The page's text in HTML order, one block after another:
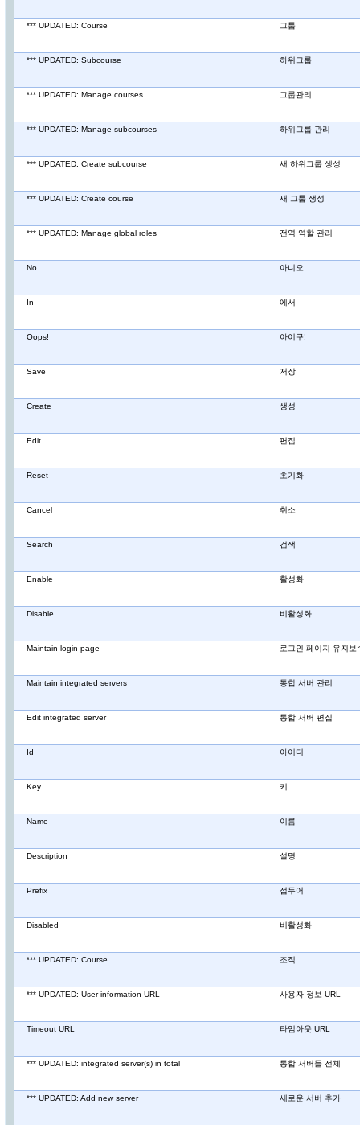
*** UPDATED: Course 그룹
*** UPDATED: Subcourse 하위그룹
*** UPDATED: Manage courses 그룹관리
*** UPDATED: Manage subcourses 하위그룹 관리
*** UPDATED: Create subcourse 새 하위그룹 생성
*** UPDATED: Create course 새 그룹 생성
*** UPDATED: Manage global roles 전역 역할 관리
No. 아니오
In 에서
Oops! 아이구!
Save 저장
Create 생성
Edit 편집
Reset 초기화
Cancel 취소
Search 검색
Enable 활성화
Disable 비활성화
Maintain login page 로그인 페이지 유지보
Maintain integrated servers 통합 서버 관리
Edit integrated server 통합 서버 편집
Id 아이디
Key 키
Name 이름
Description 설명
Prefix 접두어
Disabled 비활성화
*** UPDATED: Course 조직
*** UPDATED: User information URL 사용자 정보 URL
Timeout URL 타임아웃 URL
*** UPDATED: integrated server(s) in total 통합 서버들 전체
*** UPDATED: Add new server 새로운 서버 추가